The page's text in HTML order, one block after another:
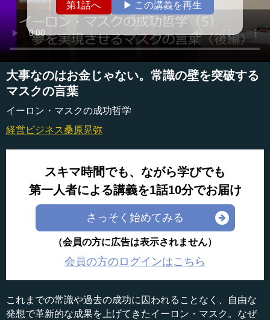
第1話へ ▶ この講義を再生
大事なのはお金じゃない。常識の壁を突破する
マスクの言葉
イーロン・マスクの成功哲学
経営ビジネス桑原晃弥
スキマ時間でも、ながら学びでも
第一人者による講義を1話10分でお届け
さっそく始めてみる
（会員の方に広告は表示されません）
会員の方のログインはこちら
これまでの常識や過去の成功に囚われることなく、自由な
発想で革新的な成果を上げてきたイーロン・マスク。なぜ